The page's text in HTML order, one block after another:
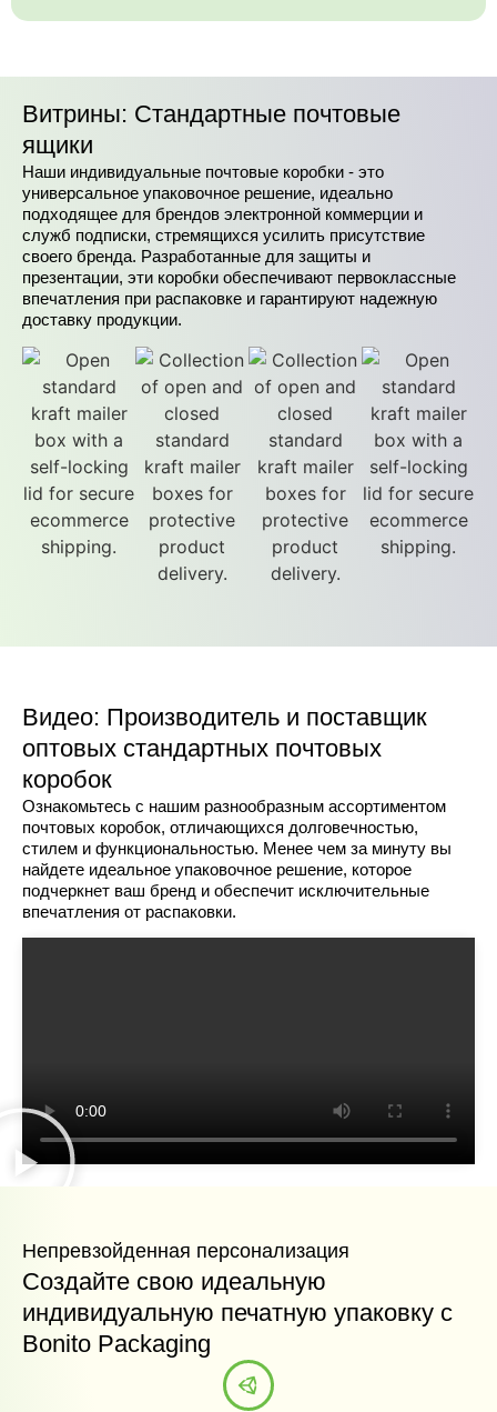
Витрины: Стандартные почтовые
ящики
Наши индивидуальные почтовые коробки - это
универсальное упаковочное решение, идеально
подходящее для брендов электронной коммерции и
служб подписки, стремящихся усилить присутствие
своего бренда. Разработанные для защиты и
презентации, эти коробки обеспечивают первоклассные
впечатления при распаковке и гарантируют надежную
доставку продукции.
Видео: Производитель и поставщик
оптовых стандартных почтовых
коробок
Ознакомьтесь с нашим разнообразным ассортиментом
почтовых коробок, отличающихся долговечностью,
стилем и функциональностью. Менее чем за минуту вы
найдете идеальное упаковочное решение, которое
подчеркнет ваш бренд и обеспечит исключительные
впечатления от распаковки.
Непревзойденная персонализация
Создайте свою идеальную
индивидуальную печатную упаковку с
Bonito Packaging